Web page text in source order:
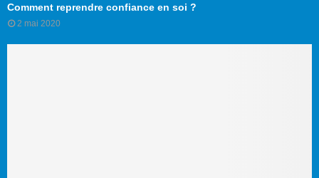
Comment reprendre confiance en soi ?
2 mai 2020